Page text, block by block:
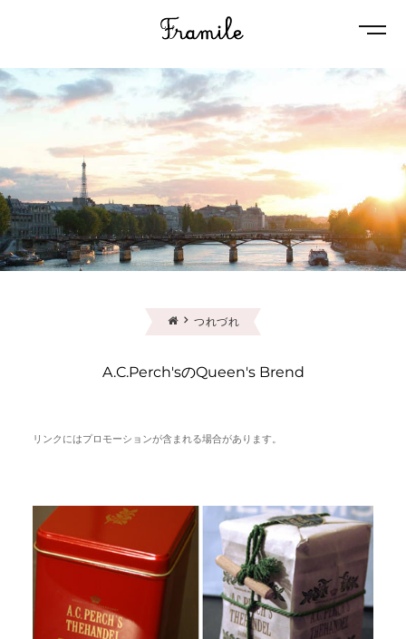
つれづれ
A.C.Perch'sのQueen's Brend
リンクにはプロモーションが含まれる場合があります。